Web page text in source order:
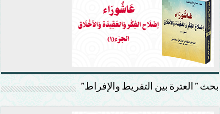
بحث ” العترة بين التفريط والإفراط”